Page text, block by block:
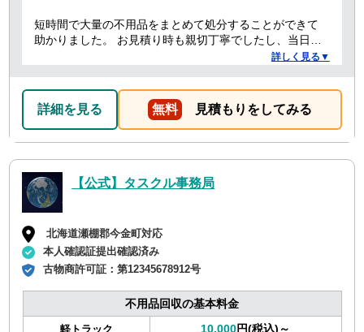
短時間で大量の不用品をまとめて処分することができて
助かりました。 お見積り時も親切丁寧でしたし、当日作
業を担当してくれた方たちも礼儀正しく気持ちよく対応
詳しく見る▼
詳細を見る 無料 見積もりをしてみる
【公式】タスクル事務局
北海道瀬棚郡今金町対応
本人確認証提出確認済み
古物商許可証：第12345678912号
不用品回収の基本料金
軽トラック 10,000円(税込)～